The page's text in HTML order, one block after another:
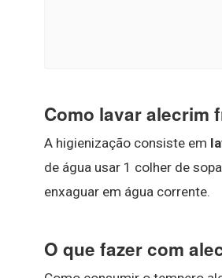
Como lavar alecrim
A higienização consiste em
de água usar 1 colher de
enxaguar em água corrente.
O que fazer com